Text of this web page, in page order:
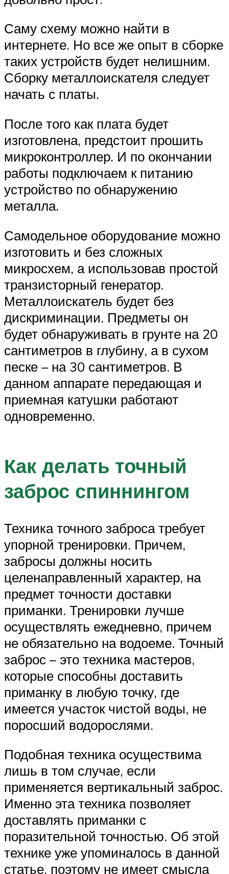
Саму схему можно найти в
интернете. Но все же опыт в сборке
таких устройств будет нелишним.
Сборку металлоискателя следует
начать с платы.
После того как плата будет
изготовлена, предстоит прошить
микроконтроллер. И по окончании
работы подключаем к питанию
устройство по обнаружению
металла.
Самодельное оборудование можно
изготовить и без сложных
микросхем, а использовав простой
транзисторный генератор.
Металлоискатель будет без
дискриминации. Предметы он
будет обнаруживать в грунте на 20
сантиметров в глубину, а в сухом
песке – на 30 сантиметров. В
данном аппарате передающая и
приемная катушки работают
одновременно.
Как делать точный
заброс спиннингом
Техника точного заброса требует
упорной тренировки. Причем,
забросы должны носить
целенаправленный характер, на
предмет точности доставки
приманки. Тренировки лучше
осуществлять ежедневно, причем
не обязательно на водоеме. Точный
заброс – это техника мастеров,
которые способны доставить
приманку в любую точку, где
имеется участок чистой воды, не
поросший водорослями.
Подобная техника осуществима
лишь в том случае, если
применяется вертикальный заброс.
Именно эта техника позволяет
доставлять приманки с
поразительной точностью. Об этой
технике уже упоминалось в данной
статье, поэтому не имеет смысла